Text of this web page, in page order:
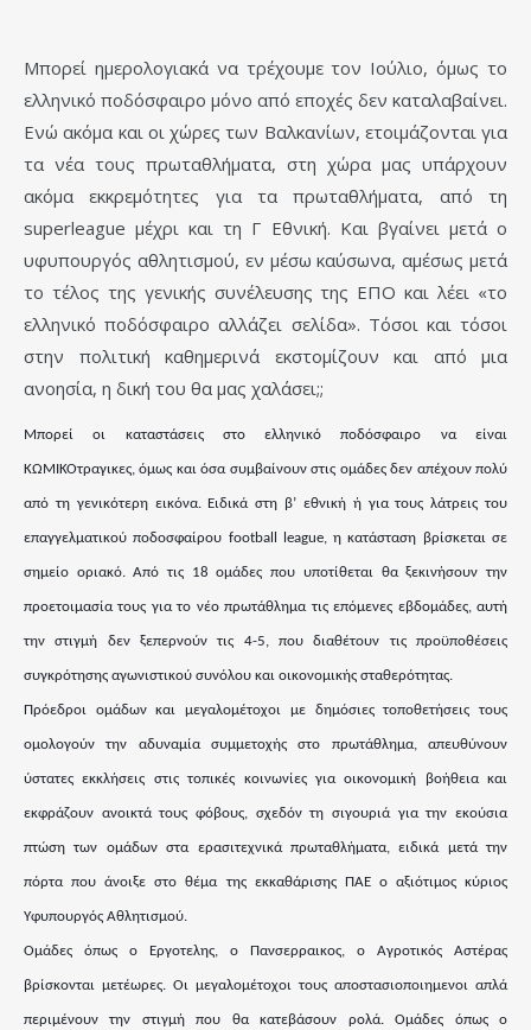
Μπορεί ημερολογιακά να τρέχουμε τον Ιούλιο, όμως το
ελληνικό ποδόσφαιρο μόνο από εποχές δεν καταλαβαίνει.
Ενώ ακόμα και οι χώρες των Βαλκανίων, ετοιμάζονται για
τα νέα τους πρωταθλήματα, στη χώρα μας υπάρχουν
ακόμα εκκρεμότητες για τα πρωταθλήματα, από τη
superleague μέχρι και τη Γ Εθνική. Και βγαίνει μετά ο
υφυπουργός αθλητισμού, εν μέσω καύσωνα, αμέσως μετά
το τέλος της γενικής συνέλευσης της ΕΠΟ και λέει «το
ελληνικό ποδόσφαιρο αλλάζει σελίδα». Τόσοι και τόσοι
στην πολιτική καθημερινά εκστομίζουν και από μια
ανοησία, η δική του θα μας χαλάσει;;
Μπορεί οι καταστάσεις στο ελληνικό ποδόσφαιρο να είναι
ΚΩΜΙΚΟτραγικες, όμως και όσα συμβαίνουν στις ομάδες δεν απέχουν πολύ
από τη γενικότερη εικόνα. Ειδικά στη β’ εθνική ή για τους λάτρεις του
επαγγελματικού ποδοσφαίρου football league, η κατάσταση βρίσκεται σε
σημείο οριακό. Από τις 18 ομάδες που υποτίθεται θα ξεκινήσουν την
προετοιμασία τους για το νέο πρωτάθλημα τις επόμενες εβδομάδες, αυτή
την στιγμή δεν ξεπερνούν τις 4-5, που διαθέτουν τις προϋποθέσεις
συγκρότησης αγωνιστικού συνόλου και οικονομικής σταθερότητας.
Πρόεδροι ομάδων και μεγαλομέτοχοι με δημόσιες τοποθετήσεις τους
ομολογούν την αδυναμία συμμετοχής στο πρωτάθλημα, απευθύνουν
ύστατες εκκλήσεις στις τοπικές κοινωνίες για οικονομική βοήθεια και
εκφράζουν ανοικτά τους φόβους, σχεδόν τη σιγουριά για την εκούσια
πτώση των ομάδων στα ερασιτεχνικά πρωταθλήματα, ειδικά μετά την
πόρτα που άνοιξε στο θέμα της εκκαθάρισης ΠΑΕ ο αξιότιμος κύριος
Υφυπουργός Αθλητισμού.
Ομάδες όπως ο Εργοτελης, ο Πανσερραικος, ο Αγροτικός Αστέρας
βρίσκονται μετέωρες. Οι μεγαλομέτοχοι τους αποστασιοποιημενοι απλά
περιμένουν την στιγμή που θα κατεβάσουν ρολά. Ομάδες όπως ο